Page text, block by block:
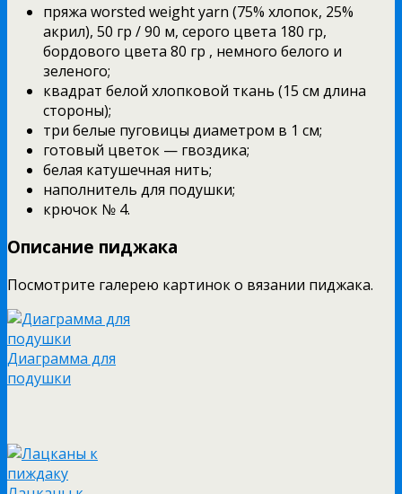
пряжа worsted weight yarn (75% хлопок, 25%
акрил), 50 гр / 90 м, серого цвета 180 гр,
бордового цвета 80 гр , немного белого и
зеленого;
квадрат белой хлопковой ткань (15 см длина
стороны);
три белые пуговицы диаметром в 1 см;
готовый цветок — гвоздика;
белая катушечная нить;
наполнитель для подушки;
крючок № 4.
Описание пиджака
Посмотрите галерею картинок о вязании пиджака.
Диаграмма для
подушки